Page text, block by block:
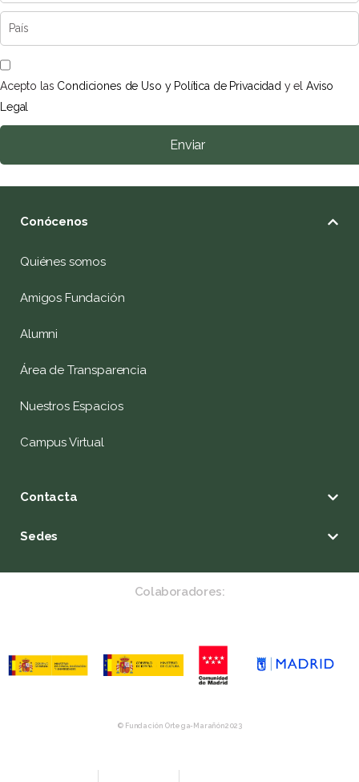
Acepto las Condiciones de Uso y Política de Privacidad y elAviso
Legal
Enviar
Conócenos
Quiénes somos
Amigos Fundación
Alumni
Área de Transparencia
Nuestros Espacios
Campus Virtual
Contacta
Sedes
Colaboradores:
© Fundación Ortega-Marañón 2023